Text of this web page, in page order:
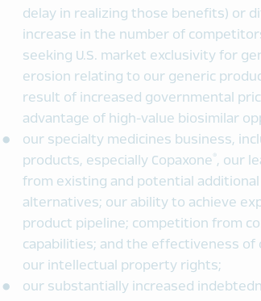
delay in realizing those benefits) or
increase in the number of
seeking U.S. market exclusivity for
erosion relating to our generic
result of increased governmental
advantage of high-value biosimilar
our specialty medicines business,
products, especially Copaxone®, our
from existing and potential
alternatives; our ability to achieve
product pipeline; competition from
capabilities; and the effectiveness
our intellectual property rights;
our substantially increased